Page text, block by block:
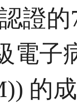
證
電子
的